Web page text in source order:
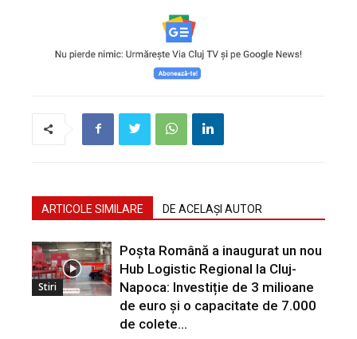
ARTICOLE SIMILARE DE ACELAȘI AUTOR
Stiri
Poșta Română a inaugurat un nou
Hub Logistic Regional la Cluj-
Napoca: Investiție de 3 milioane
de euro și o capacitate de 7.000
de colete...